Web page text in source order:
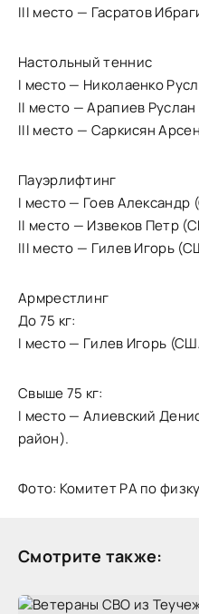
III место — Гасратов
Настольный теннис
I место — Николаенко
II место — Арапиев
III место — Саркисян
Пауэрлифтинг
I место — Гоев
II место — Извеков Петр
III место — Гилев Игорь
Армрестлинг
До 75 кг:
I место — Гилев Игорь
Свыше 75 кг:
I место — Алиевский
район).
Фото: Комитет РА по
Смотрите также: